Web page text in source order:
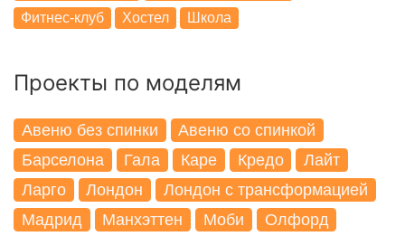
Фитнес-клуб
Хостел Школа
Проекты по моделям
Авеню без спинки
Авеню со спинкой
Барселона
Гала Каре Кредо
Лайт
Ларго
Лондон
Лондон с трансформацией
Мадрид
Манхэттен Моби
Олфорд